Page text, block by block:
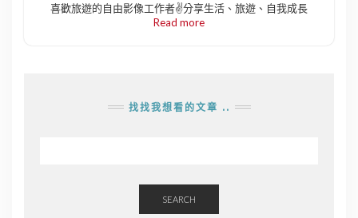
喜歡旅遊的自由影像工作者✌️分享生活、旅遊、自我成長
Read more
找找我想看的文章 ..
SEARCH